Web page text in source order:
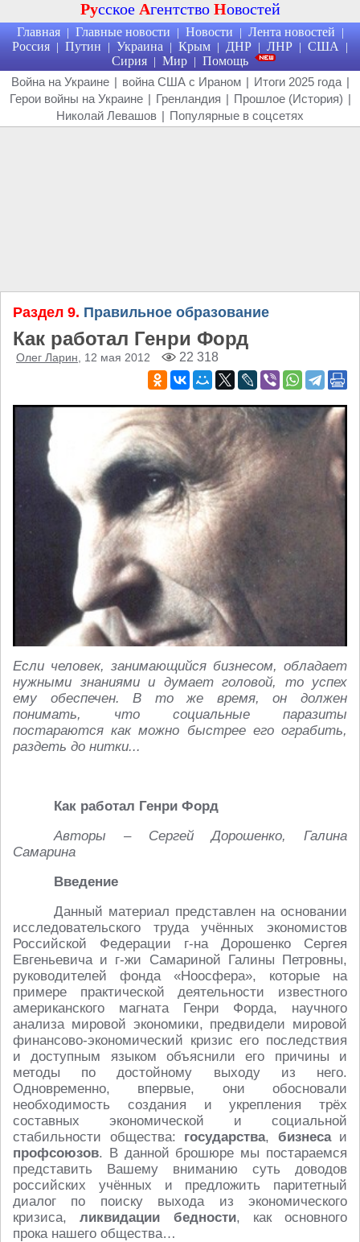
Русское Агентство Новостей
Главная | Главные новости | Новости | Лента новостей |
Россия | Путин | Украина | Крым | ДНР | ЛНР | США |
Сирия | Мир | Помощь
Война на Украине | война США с Ираном | Итоги 2025 года |
Герои войны на Украине | Гренландия | Прошлое (История) |
Николай Левашов | Популярные в соцсетях
Раздел 9. Правильное образование
Как работал Генри Форд
Олег Ларин , 12 мая 2012 22 318
Если человек, занимающийся бизнесом, обладает
нужными знаниями и думает головой, то успех
ему обеспечен. В то же время, он должен
понимать, что социальные паразиты
постараются как можно быстрее его ограбить,
раздеть до нитки...
Как работал Генри Форд
Авторы – Сергей Дорошенко, Галина
Самарина
Введение
Данный материал представлен на основании
исследовательского труда учённых экономистов
Российской Федерации г-на Дорошенко Сергея
Евгеньевича и г-жи Самариной Галины Петровны,
руководителей фонда «Ноосфера», которые на
примере практической деятельности известного
американского магната Генри Форда, научного
анализа мировой экономики, предвидели мировой
финансово-экономический кризис его последствия
и доступным языком объяснили его причины и
методы по достойному выходу из него.
Одновременно, впервые, они обосновали
необходимость создания и укрепления трёх
составных экономической и социальной
стабильности общества: государства, бизнесаи
профсоюзов. В данной брошюре мы постараемся
представить Вашему вниманию суть доводов
российских учённых и предложить паритетный
диалог по поиску выхода из экономического
кризиса,ликвидации бедности, как основного
прока нашего общества…